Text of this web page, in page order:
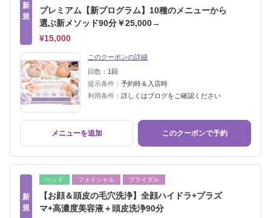
新
規
プレミアム【新プログラム】10種のメニューから
選ぶ新メソッド90分￥25,000→
¥15,000
このクーポンの詳細
回数： 1回
提示条件： 予約時＆入店時
利用条件： 詳しくはブログをご確認ください
メニューを追加 このクーポンで予約
新
規
ヘッド フェイシャル ブライダル
【お顔＆頭皮の毛穴洗浄】全顔ハイドラ+プラズ
マ+高濃度美容液＋頭皮洗浄90分